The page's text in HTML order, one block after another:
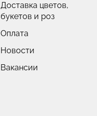
Доставка цветов,
букетов и роз
Оплата
Новости
Вакансии